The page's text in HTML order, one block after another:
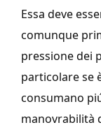
Essa deve
comunque
pressione dei
particolare se
consumano
manovrabilità